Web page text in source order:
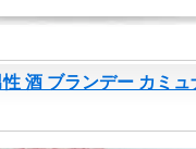
酒 ブランデー カミ